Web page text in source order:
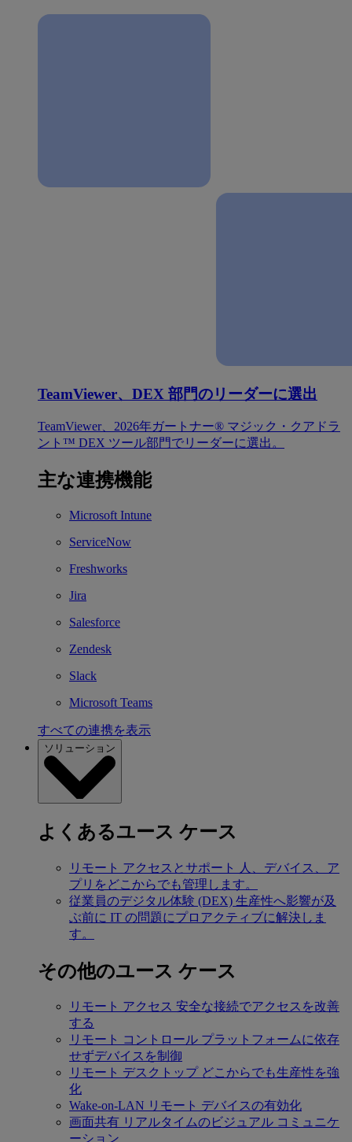
TeamViewer、DEX 部門のリーダーに選出
TeamViewer、2026年ガートナー® マジック・クアドラ
ント™ DEX ツール部門でリーダーに選出。
主な連携機能
Microsoft Intune
ServiceNow
Freshworks
Jira
Salesforce
Zendesk
Slack
Microsoft Teams
すべての連携を表示
ソリューション
よくあるユース ケース
リモート アクセスとサポート
人、デバイス、ア
プリをどこからでも管理します。
従業員のデジタル体験 (DEX) 生産性へ影響が及
ぶ前に IT の問題にプロアクティブに解決しま
す。
その他のユース ケース
リモート アクセス 安全な接続でアクセスを改善
する
リモート コントロール プラットフォームに依存
せずデバイスを制御
リモート デスクトップ どこからでも生産性を強
化
Wake-on-LAN リモート デバイスの有効化
画面共有 リアルタイムのビジュアル コミュニケ
ーション